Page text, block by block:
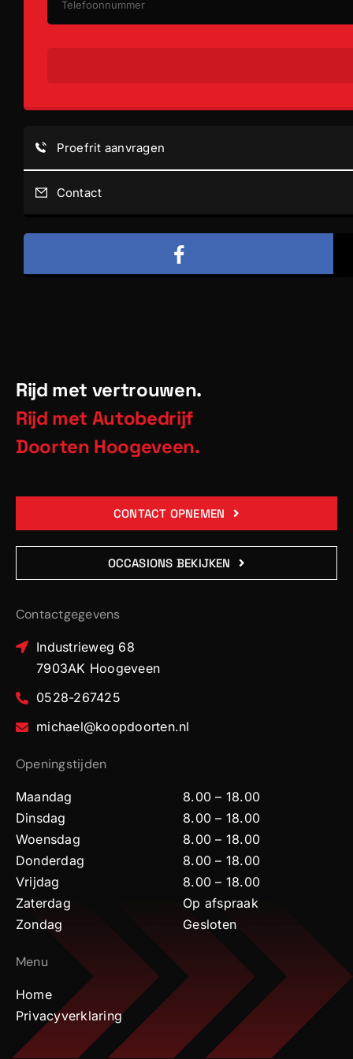
Proefrit aanvragen
Contact
Rijd met vertrouwen.
Rijd met Autobedrijf
Doorten Hoogeveen.
CONTACT OPNEMEN
OCCASIONS BEKIJKEN
Contactgegevens
Industrieweg 68
7903AK Hoogeveen
0528-267425
michael@koopdoorten.nl
Openingstijden
Maandag
Dinsdag
Woensdag
Donderdag
Vrijdag
Zaterdag
Zondag
8.00 – 18.00
8.00 – 18.00
8.00 – 18.00
8.00 – 18.00
8.00 – 18.00
Op afspraak
Gesloten
Menu
Home
Privacyverklaring